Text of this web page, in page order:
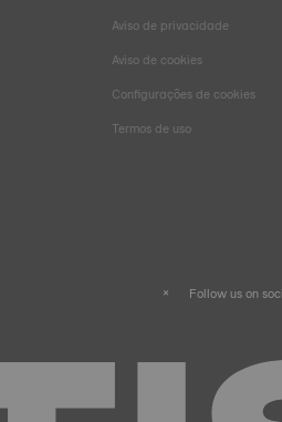
Aviso de privacidade
Aviso de cookies
Configurações de cookies
Termos de uso
Follow us on